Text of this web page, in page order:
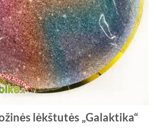
lėkštutės „Galaktika“